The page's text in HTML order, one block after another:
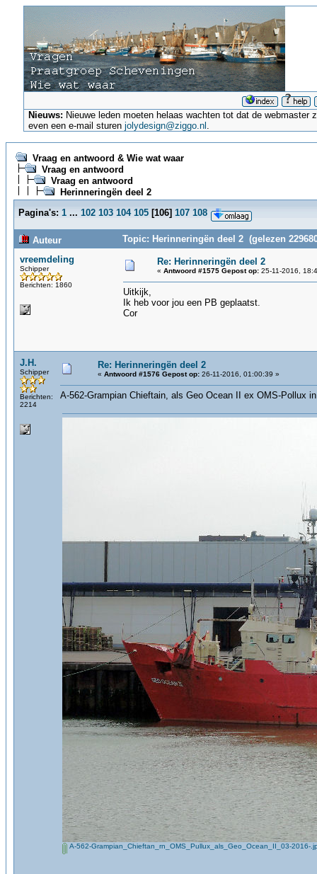
Nieuws: Nieuwe leden moeten helaas wachten tot dat de
even een e-mail sturenjolydesign@ziggo.nl .
Vraag en antwoord & Wie wat waar
Vraag en antwoord
Vraag en antwoord
Herinneringën deel 2
Pagina's: 1 ... 102 103 104 105 [106] 107 108
Auteur
Topic: Herinneringën deel 2 (gelezen
vreemdeling
Schipper
Berichten: 1860
Re: Herinneringën deel 2
« Antwoord #1575 Gepost op: 25-11-2016,
Uitkijk,
Ik heb voor jou een PB geplaatst.
Cor
J.H.
Schipper
Berichten:
2214
Re: Herinneringën deel 2
« Antwoord #1576 Gepost op: 26-11-2016, 01:00:39 »
A-562-Grampian Chieftain, als Geo Ocean II ex OMS-Pollux
A-562-Grampian_Chieftan_rn_OMS_Pullux_als_Geo_Ocean_II_03-2016-